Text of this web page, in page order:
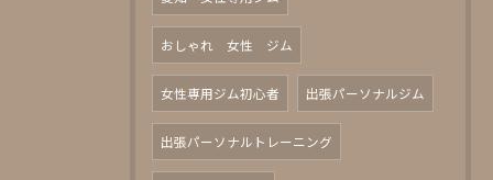
おしゃれ 女性 ジム
女性専用ジム初心者 出張パーソナルジム
出張パーソナルトレーニング